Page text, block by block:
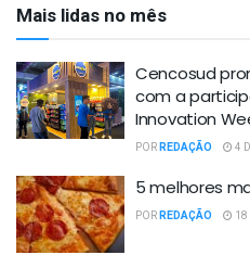
Mais lidas no mês
Cencosud
com a
Innovation
PORREDAÇÃO 4
5 melhores
PORREDAÇÃO 18